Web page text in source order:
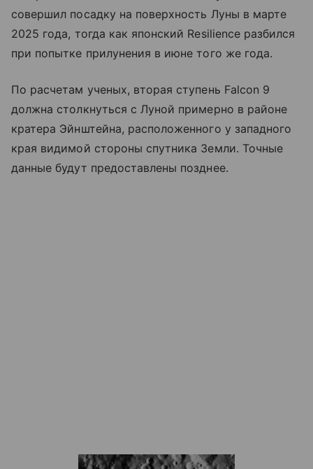
совершил посадку на поверхность Луны в марте
2025 года, тогда как японский Resilience разбился
при попытке прилунения в июне того же года.
По расчетам ученых, вторая ступень Falcon 9
должна столкнуться с Луной примерно в районе
кратера Эйнштейна, расположенного у западного
края видимой стороны спутника Земли. Точные
данные будут предоставлены позднее.